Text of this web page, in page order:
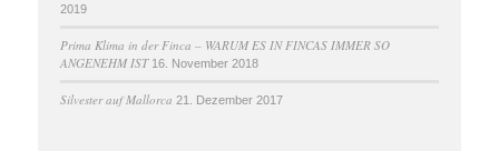
2019
Prima Klima in der Finca – WARUM ES IN FINCAS IMMER SO
ANGENEHM IST 16. November 2018
Silvester auf Mallorca 21. Dezember 2017